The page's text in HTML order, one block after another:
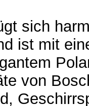
sich
ist mit
von